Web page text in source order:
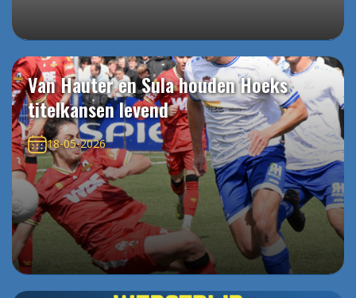
Van Hauter en Sula houden Hoeks
titelkansen levend
18-05-2026